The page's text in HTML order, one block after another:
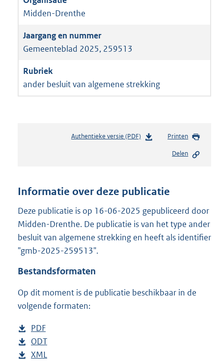
Midden-Drenthe
Gemeenteblad 2025, 259513
ander besluit van algemene strekking
Authentieke versie (PDF)b
n
s
r
o
:
Printen
Delen
Informatie over deze publicatie
Deze publicatie is op 16-06-2025 gepubliceerd door
Midden-Drenthe. De publicatie is van het type ander
besluit van algemene strekking en heeft als identifier
"gmb-2025-259513".
Bestandsformaten
Op dit moment is de publicatie beschikbaar in de
volgende formaten:
D
o
w
PDF
e
s
D
o
ODT
D
XML